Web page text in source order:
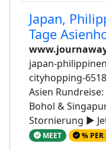
Japan,
Tage
japan-
cityhopping-
Asien
Bohol &
Stornierung ►
MEET % PER